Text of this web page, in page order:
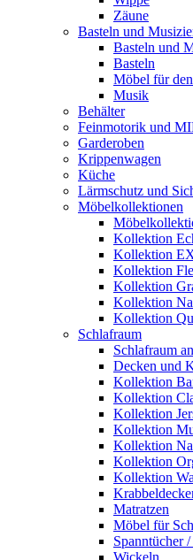
Zäune
Basteln und
Basteln und
Basteln
Möbel für
Musik
Behälter
Feinmotorik und
Garderoben
Krippenwagen
Küche
Lärmschutz und
Möbelkollektionen
Kollektion
Kollektion
Kollektion
Kollektion
Kollektion
Kollektion
Schlafraum
Schlafraum
Decken und
Kollektion
Kollektion
Kollektion
Kollektion
Kollektion
Kollektion
Kollektion
Matratzen
Möbel für
Spanntücher
Wickeln